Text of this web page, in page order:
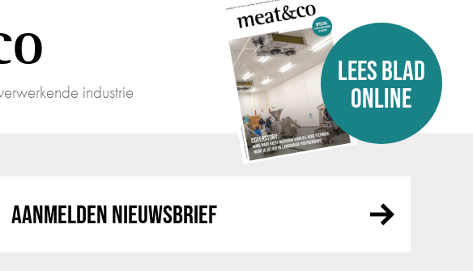
industrie
LEES BLAD
ONLINE
AANMELDEN NIEUWSBRIEF